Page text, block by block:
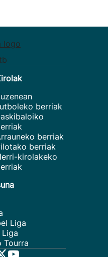
berriak
berriak
berriak
kirolakeko
Liga
Tourra